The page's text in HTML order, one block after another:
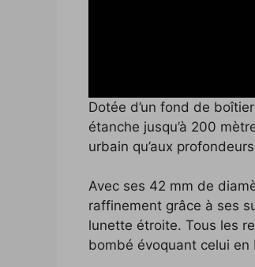
Dotée d’un fond de
étanche jusqu’à 200
urbain qu’aux
Avec ses 42 mm de
raffinement grâce à ses
lunette étroite. Tous les
bombé évoquant celui